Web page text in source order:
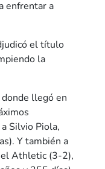
enfrentar a
el título
la
llegó en
Silvio Piola,
Y también a
el Athletic (3-2),